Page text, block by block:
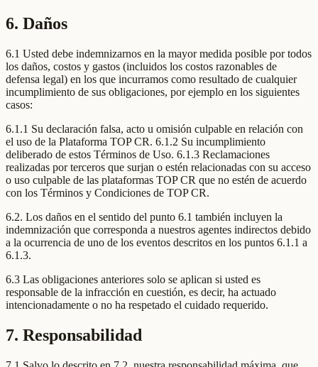
6. Daños
6.1 Usted debe indemnizarnos en la mayor medida posible por todos
los daños, costos y gastos (incluidos los costos razonables de
defensa legal) en los que incurramos como resultado de cualquier
incumplimiento de sus obligaciones, por ejemplo en los siguientes
casos:
6.1.1 Su declaración falsa, acto u omisión culpable en relación con
el uso de la Plataforma TOP CR. 6.1.2 Su incumplimiento
deliberado de estos Términos de Uso. 6.1.3 Reclamaciones
realizadas por terceros que surjan o estén relacionadas con su acceso
o uso culpable de las plataformas TOP CR que no estén de acuerdo
con los Términos y Condiciones de TOP CR.
6.2. Los daños en el sentido del punto 6.1 también incluyen la
indemnización que corresponda a nuestros agentes indirectos debido
a la ocurrencia de uno de los eventos descritos en los puntos 6.1.1 a
6.1.3.
6.3 Las obligaciones anteriores solo se aplican si usted es
responsable de la infracción en cuestión, es decir, ha actuado
intencionadamente o no ha respetado el cuidado requerido.
7. Responsabilidad